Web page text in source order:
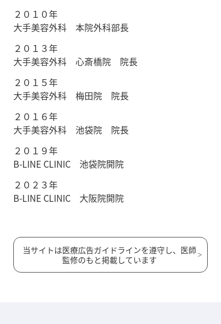
２０１０年
大手美容外科 本院外科部長
２０１３年
大手美容外科 心斎橋院 院長
２０１５年
大手美容外科 梅田院 院長
２０１６年
大手美容外科 池袋院 院長
２０１９年
B-LINE CLINIC 池袋院開院
２０２３年
B-LINE CLINIC 大阪院開院
当サイトは医療広告ガイドラインを遵守し、医師
監修のもと掲載しています